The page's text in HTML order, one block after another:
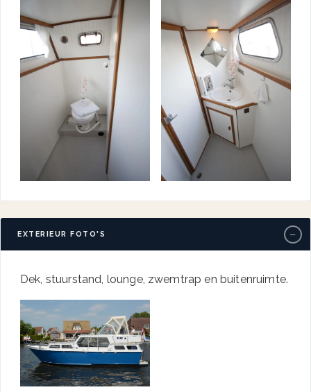
EXTERIEUR FOTO'S −
Dek, stuurstand, lounge, zwemtrap en buitenruimte.